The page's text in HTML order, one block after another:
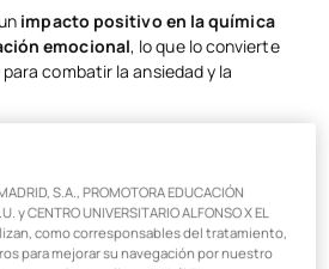
impacto positivo en la química
emocional, lo que lo convierte
combatir la ansiedad y la
El deporte estimula la
conocidas como las "hormonas
sustancias químicas naturales
naturales y generan una
S.A., PROMOTORA EDUCACIÓN
y CENTRO UNIVERSITARIO ALFONSO X EL
como corresponsables del tratamiento,
para mejorar su navegación por nuestro